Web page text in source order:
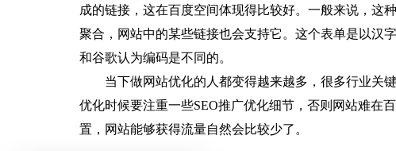
成的链接，这在百度空间体现得比较好。一般来说，这
聚合，网站中的某些链接也会支持它。这个表单是以汉
和谷歌认为编码是不同的。
当下做网站优化的人都变得越来越多，很多行业关
优化时候要注重一些SEO推广优化细节，否则网站难在
置，网站能够获得流量自然会比较少了。